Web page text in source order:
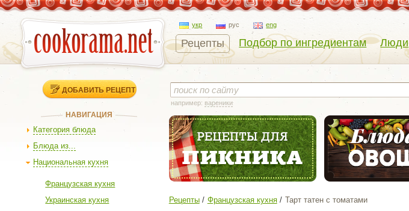
укр рус eng
Рецепты Подбор по ингредиентам Люди
ДОБАВИТЬ РЕЦЕПТ
НАВИГАЦИЯ
Категория блюда
Блюда из...
Национальная кухня
Французская кухня
Украинская кухня
например: вареники
Рецепты Французская кухня Тарт татен с томатами